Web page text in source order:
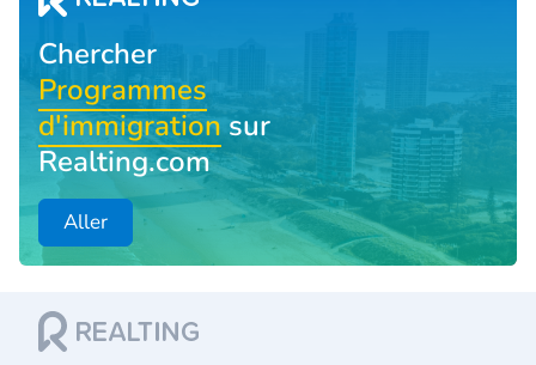
Chercher
Programmes
d'immigrationsur
Realting.com
Aller